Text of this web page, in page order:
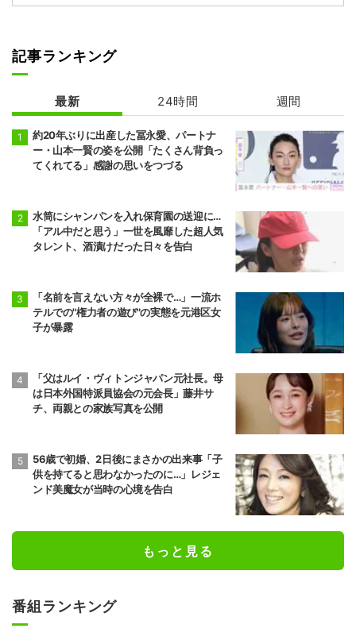
記事ランキング
最新 24時間 週間
約20年ぶりに出産した冨永愛、パートナ
ー・山本一賢の姿を公開「たくさん背負っ
てくれてる」感謝の思いをつづる
水筒にシャンパンを入れ保育園の送迎に…
「アル中だと思う」一世を風靡した超人気
タレント、酒漬けだった日々を告白
「名前を言えない方々が全裸で…」一流ホ
テルでの"権力者の遊び"の実態を元港区女
子が暴露
「父はルイ・ヴィトンジャパン元社長。母
は日本外国特派員協会の元会長」藤井サ
チ、両親との家族写真を公開
56歳で初婚、2日後にまさかの出来事「子
供を持てると思わなかったのに…」レジェ
ンド美魔女が当時の心境を告白
もっと見る
番組ランキング